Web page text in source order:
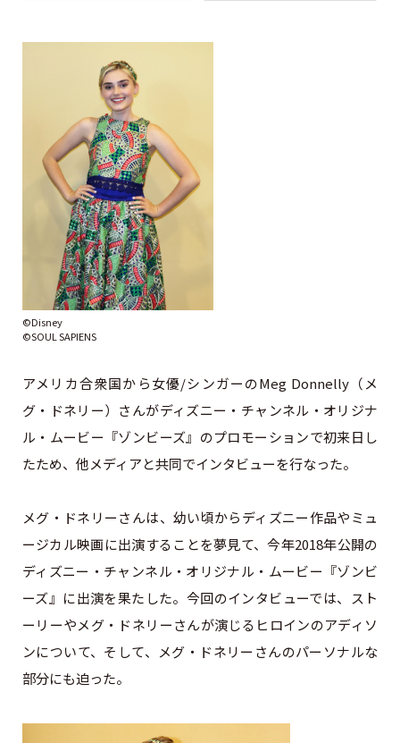
©Disney
©SOUL SAPIENS
アメリカ合衆国から女優/シンガーのMeg Donnelly（メ
グ・ドネリー）さんがディズニー・チャンネル・オリジナ
ル・ムービー『ゾンビーズ』のプロモーションで初来日し
たため、他メディアと共同でインタビューを行なった。
メグ・ドネリーさんは、幼い頃からディズニー作品やミュ
ージカル映画に出演することを夢見て、今年2018年公開の
ディズニー・チャンネル・オリジナル・ムービー『ゾンビ
ーズ』に出演を果たした。今回のインタビューでは、スト
ーリーやメグ・ドネリーさんが演じるヒロインのアディソ
ンについて、そして、メグ・ドネリーさんのパーソナルな
部分にも迫った。